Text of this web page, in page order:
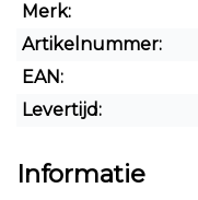
Merk:
Artikelnummer:
EAN:
Levertijd:
Informatie